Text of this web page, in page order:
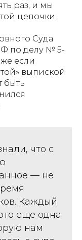
раз, и мы
цепочки.
Суда
по делу № 5-
если
выпиской
быть
что с
— не
Каждый
еще одна
нам